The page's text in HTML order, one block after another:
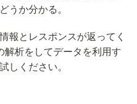
うか分かる。
報とレスポンスが返ってく
解析をしてデータを利用す
しください。